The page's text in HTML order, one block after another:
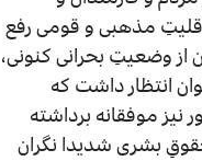
مذهبی و قومی رفع
وضعیتِ بحرانی کنونی،
انتظار داشت که
موفقانه برداشته
بشری شدیدا نگران